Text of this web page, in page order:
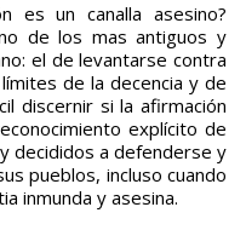
es un canalla asesino?
de los mas antiguos y
el de levantarse contra
de la decencia y de
discernir si la afirmación
explícito de
decididos a defenderse y
pueblos, incluso cuando
inmunda y asesina.